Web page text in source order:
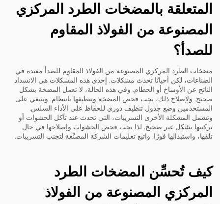
المتعلقة بالمضخات الطرد المركزي
المصنوعة من الفولاذ المقاوم
للصدأ؟
مضخات الطرد المركزي المصنوعة من الفولاذ المقاوم للصدأ مفيدة في
الصناعات، لكن أحيانًا تحدث مشكلات. إحدى هذه المشكلات هي الانسداد
الناتج عن الأوساخ أو الحطام. وفي هذه الحالة، لا تعمل المضخة بشكل
صحيح. ولإصلاح ذلك، يجب فحص المضخة وتنظيفها بانتظام. وينبغي على
المستخدمين وضع جدول تنظيف دوري للحفاظ على الأداء السلس.
وتشمل المشكلة الأخرى التسريبات، التي تحدث عند تآكل الحشوات أو
تركيبها بشكل غير صحيح. لذا يجب فحص الحشوات وإصلاحها في حال
تلفها، واستبدالها فورًا. واتبع تعليمات الشركة المصنِّعة لتجنب التسريبات.
كيف تُحسِّن المضخات الطرد
المركزي المصنوعة من الفولاذ